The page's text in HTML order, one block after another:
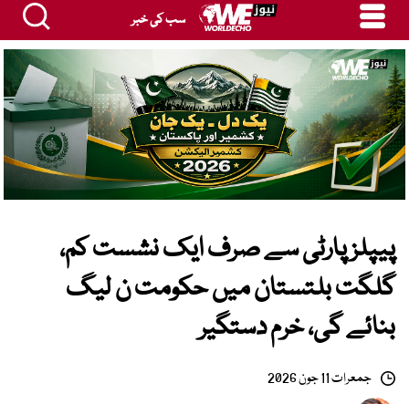
سب کی خبر
پیپلز پارٹی سے صرف ایک نشست کم،
گلگت بلتستان میں حکومت ن لیگ
بنائے گی، خرم دستگیر
جمعرات 11 جون 2026